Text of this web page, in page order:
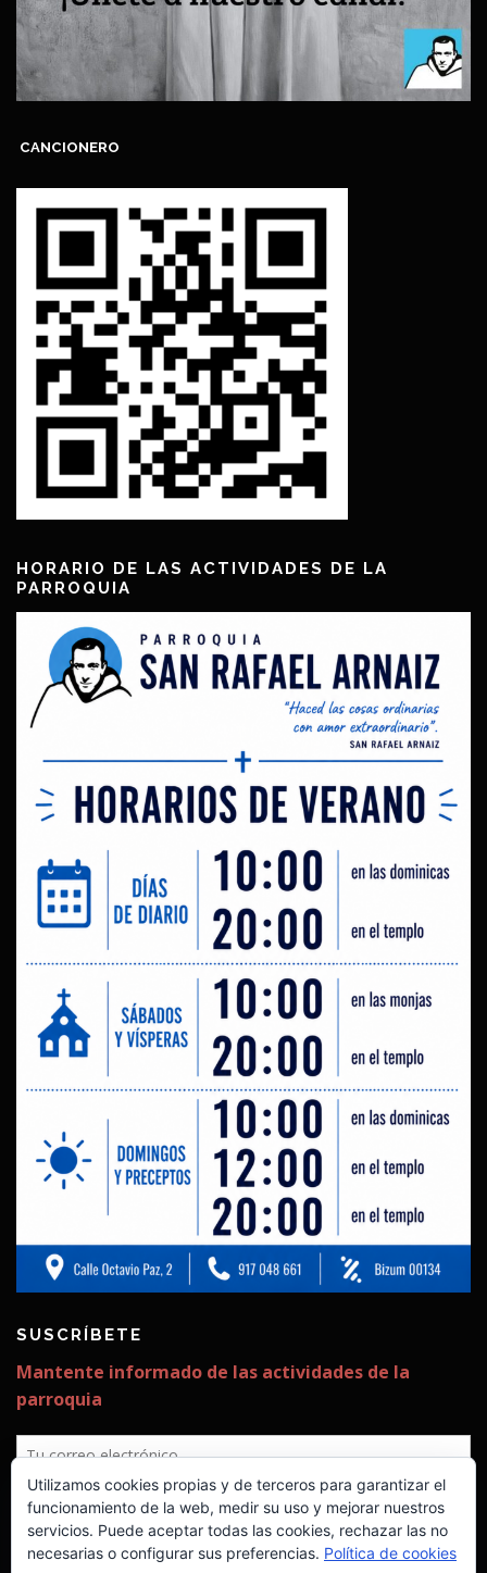
CANCIONERO
HORARIO DE LAS ACTIVIDADES DE LA
PARROQUIA
SUSCRÍBETE
Utilizamos cookies propias y de terceros para garantizar el
funcionamiento de la web, medir su uso y mejorar nuestros
servicios. Puede aceptar todas las cookies, rechazar las no
necesarias o configurar sus preferencias. Política de cookies